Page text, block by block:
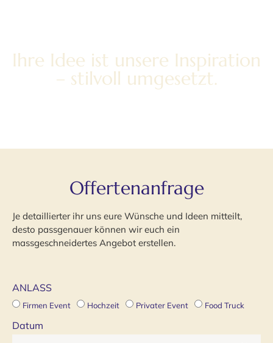
Ihre Idee ist unsere Inspiration
– stilvoll umgesetzt.
Offertenanfrage
Je detaillierter ihr uns eure Wünsche und Ideen mitteilt,
desto passgenauer können wir euch ein
massgeschneidertes Angebot erstellen.
ANLASS
Firmen Event Hochzeit Privater Event Food Truck
Datum